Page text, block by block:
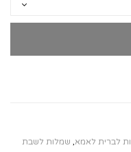
לברית לאמא, שמלות לשבת